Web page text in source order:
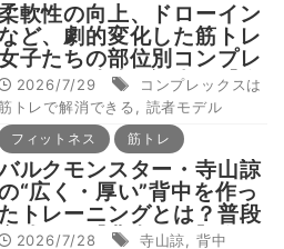
軟性の向上、ドローイン
ど、劇的変化した筋トレ
子たちの部位別コンプレ
クス解消法を調査！【私
ち、こんなに変わっ
た！：読者モデル（お尻・
、お腹編）】
2026/7/29
コンプレックスは
トレで解消できる
読者モデル
フィットネス 筋トレ
ルクモンスター・寺山諒
“広く・厚い”背中を作っ
たトレーニングとは？普段
践する【背中トレ】全種
2026/7/28 寺山諒 背中